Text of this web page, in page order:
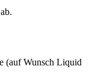
(auf Wunsch Liquid